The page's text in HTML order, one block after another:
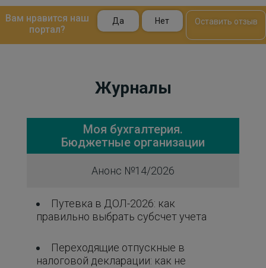
Вам нравится наш
портал?
Да Нет Оставить отзыв
Журналы
Моя бухгалтерия.
Бюджетные организации
Анонс №14/2026
Путевка в ДОЛ-2026: как
правильно выбрать субсчет учета
Переходящие отпускные в
налоговой декларации: как не